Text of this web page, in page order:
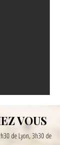
VOUS
de Lyon, 3h30 de